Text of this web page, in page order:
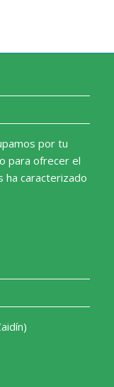
por tu
para ofrecer el
ha caracterizado